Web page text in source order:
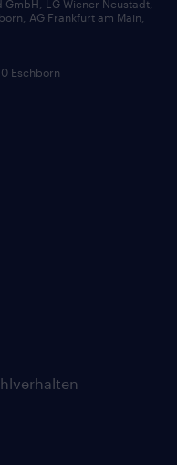
LG Wiener Neustadt,
AG Frankfurt am Main,
Eschborn